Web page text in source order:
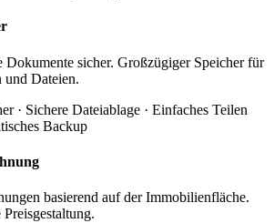
Dokumente sicher. Großzügiger Speicher für
und Dateien.
· Sichere Dateiablage · Einfaches Teilen
Backup
basierend auf der Immobilienfläche.